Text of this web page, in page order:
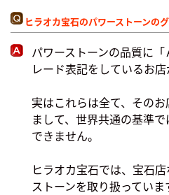
ヒラオカ宝石のパワーストーンの
パワーストーンの品質に
レード表記をしているお店
実はこれらは全て、その
まして、世界共通の基準
できません。
ヒラオカ宝石では、宝石
ストーンを取り扱っていま